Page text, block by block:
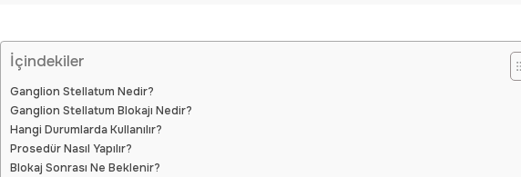
İçindekiler
Ganglion Stellatum Nedir?
Ganglion Stellatum Blokajı Nedir?
Hangi Durumlarda Kullanılır?
Prosedür Nasıl Yapılır?
Blokaj Sonrası Ne Beklenir?